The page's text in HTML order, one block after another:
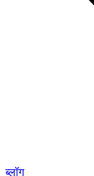
ब्लॉग